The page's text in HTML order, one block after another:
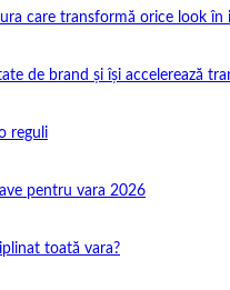
care transformă orice look în
de brand și își accelerează
reguli
pentru vara 2026
toată vara?